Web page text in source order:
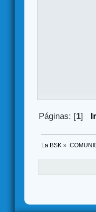
Páginas: [1]
La BSK »